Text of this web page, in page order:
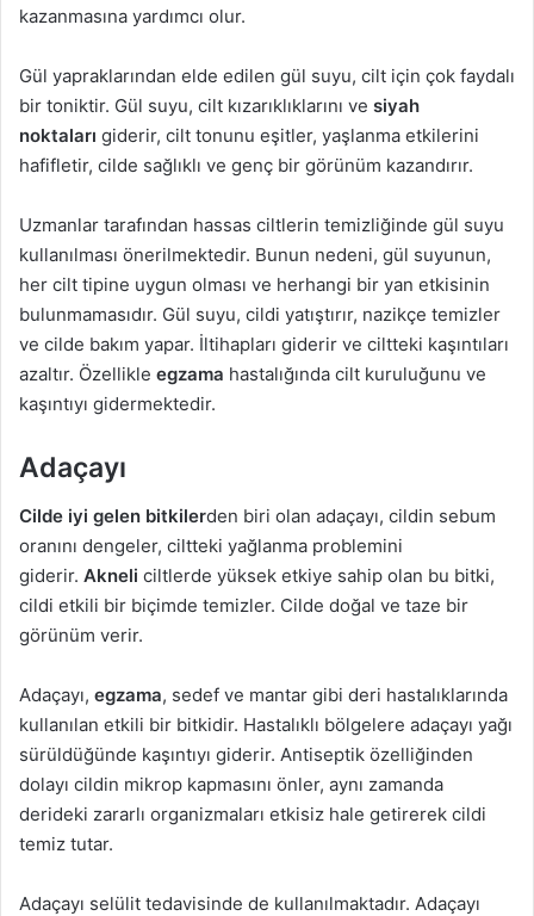
kazanmasına yardımcı olur.
Gül yapraklarından elde edilen gül suyu, cilt için çok faydalı
bir toniktir. Gül suyu, cilt kızarıklıklarını ve siyah
noktaları giderir, cilt tonunu eşitler, yaşlanma etkilerini
hafifletir, cilde sağlıklı ve genç bir görünüm kazandırır.
Uzmanlar tarafından hassas ciltlerin temizliğinde gül suyu
kullanılması önerilmektedir. Bunun nedeni, gül suyunun,
her cilt tipine uygun olması ve herhangi bir yan etkisinin
bulunmamasıdır. Gül suyu, cildi yatıştırır, nazikçe temizler
ve cilde bakım yapar. İltihapları giderir ve ciltteki kaşıntıları
azaltır. Özellikle egzama hastalığında cilt kuruluğunu ve
kaşıntıyı gidermektedir.
Adaçayı
Cilde iyi gelen bitkilerden biri olan adaçayı, cildin sebum
oranını dengeler, ciltteki yağlanma problemini
giderir. Akneli ciltlerde yüksek etkiye sahip olan bu bitki,
cildi etkili bir biçimde temizler. Cilde doğal ve taze bir
görünüm verir.
Adaçayı, egzama, sedef ve mantar gibi deri hastalıklarında
kullanılan etkili bir bitkidir. Hastalıklı bölgelere adaçayı yağı
sürüldüğünde kaşıntıyı giderir. Antiseptik özelliğinden
dolayı cildin mikrop kapmasını önler, aynı zamanda
derideki zararlı organizmaları etkisiz hale getirerek cildi
temiz tutar.
Adaçayı selülit tedavisinde de kullanılmaktadır. Adaçayı